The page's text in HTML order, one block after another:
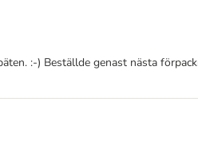
:-) Beställde genast nästa